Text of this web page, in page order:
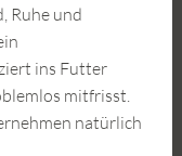
Ruhe und
ins Futter
mitfrisst.
natürlich